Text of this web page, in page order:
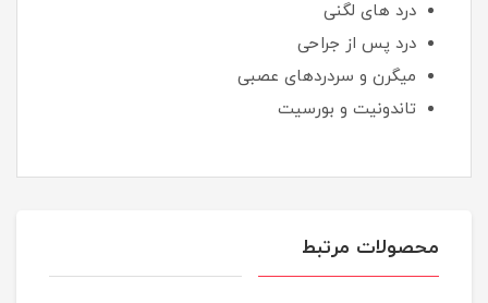
درد های لگنی
درد پس از جراحی
میگرن و سردردهای عصبی
تاندونیت و بورسیت
محصولات مرتبط